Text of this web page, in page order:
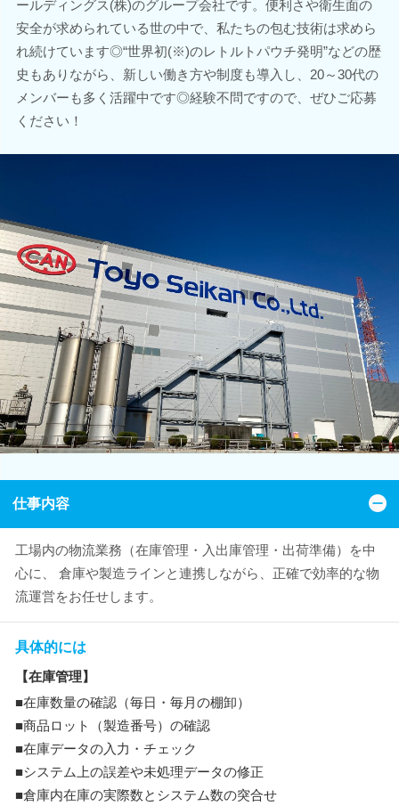
ールディングス(株)のグループ会社です。便利さや衛生面の
安全が求められている世の中で、私たちの包む技術は求めら
れ続けています◎“世界初(※)のレトルトパウチ発明”などの歴
史もありながら、新しい働き方や制度も導入し、20～30代の
メンバーも多く活躍中です◎経験不問ですので、ぜひご応募
ください！
仕事内容
工場内の物流業務（在庫管理・入出庫管理・出荷準備）を中
心に、 倉庫や製造ラインと連携しながら、正確で効率的な物
流運営をお任せします。
具体的には
【在庫管理】
■在庫数量の確認（毎日・毎月の棚卸）
■商品ロット（製造番号）の確認
■在庫データの入力・チェック
■システム上の誤差や未処理データの修正
■倉庫内在庫の実際数とシステム数の突合せ